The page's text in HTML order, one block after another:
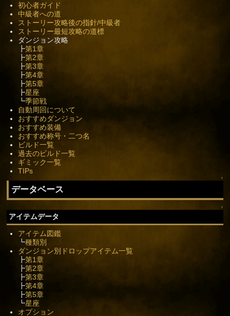
初心者ガイド
中級者への道
ストーリー攻略後の指針/中級者
ストーリー最短攻略の道標
ダンジョン攻略
┣第1章
┣第2章
┣第3章
┣第4章
┣第5章
┣星座
┗季節戦
自動周回について
おすすめダンジョン
おすすめ装備
おすすめ称号・二つ名
ビルド一覧
過去のビルド一覧
ギミック一覧
TIPs
↑
データベース
↑
アイテムデータ
アイテム図鑑
┗種類別
ダンジョン別ドロップアイテム一覧
┣第1章
┣第2章
┣第3章
┣第4章
┣第5章
┗星座
オプション